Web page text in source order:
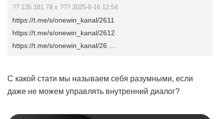
?? 135.181.79.x ??? 2025-8-16 12:54
https://t.me/s/onewin_kanal/2611
https://t.me/s/onewin_kanal/2612
https://t.me/s/onewin_kanal/26 ...
С какой стати мы называем себя разумными, если
даже не можем управлять внутренний диалог?